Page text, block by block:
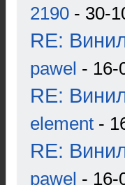
2190 - 30-
RE:
pawel - 16-
RE:
element -
RE:
pawel - 16-